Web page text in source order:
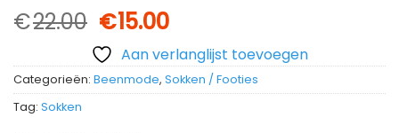
€22.00 Oorspronkelijke
prijs
was:
€22.00.
€15.00Huidige
prijs
is:
€15.00.
Aan verlanglijst toevoegen
Categorieën: Beenmode, Sokken / Footies
Tag: Sokken